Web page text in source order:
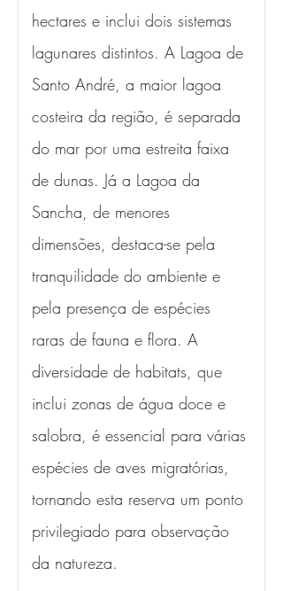
hectares e inclui dois sistemas
lagunares distintos. A Lagoa de
Santo André, a maior lagoa
costeira da região, é separada
do mar por uma estreita faixa
de dunas. Já a Lagoa da
Sancha, de menores
dimensões, destaca-se pela
tranquilidade do ambiente e
pela presença de espécies
raras de fauna e flora. A
diversidade de habitats, que
inclui zonas de água doce e
salobra, é essencial para várias
espécies de aves migratórias,
tornando esta reserva um ponto
privilegiado para observação
da natureza.